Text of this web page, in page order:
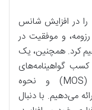
ما در این گزارش خبری، نقش کلیدی Excel را در افزایش شانس
رزومه، و موفقیت در
کرد. همچنین، یک
گواهینامه‌های
معتبر مانند گواهینامه‌های مایکروسافت (MOS) و نحوه
می‌دهیم. با دنبال